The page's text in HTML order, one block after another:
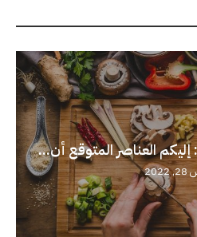
إليكم العناصر المتوقع أن...